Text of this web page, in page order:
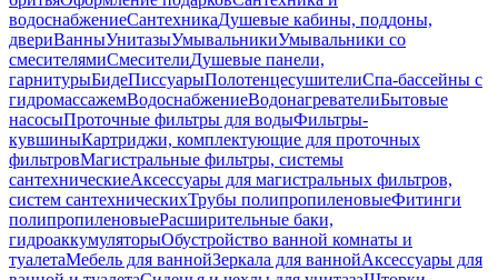
водоснабжениеСантехникаДушевые кабины, поддоны,
двериВанныУнитазыУмывальникиУмывальники со
смесителямиСмесителиДушевые панели,
гарнитурыБидеПиссуарыПолотенцесушителиСпа-бассейны с
гидромассажемВодоснабжениеВодонагревателиБытовые
насосыПроточные фильтры для водыФильтры-
кувшиныКартриджи, комплектующие для проточных
фильтровМагистральные фильтры, системы
сантехническиеАксессуары для магистральных фильтров,
систем сантехническихТрубы полипропиленовыеФитинги
полипропиленовыеРасширительные баки,
гидроаккумуляторыОбустройство ванной комнаты и
туалетаМебель для ваннойЗеркала для ваннойАксессуары для